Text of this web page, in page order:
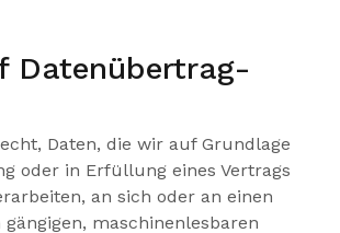
Daten­übertrag­
Daten, die wir auf Grundlage
oder in Erfüllung eines Vertrags
an sich oder an einen
maschinenlesbaren